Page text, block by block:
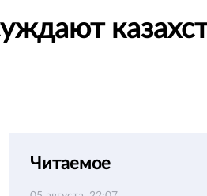
Читаемое